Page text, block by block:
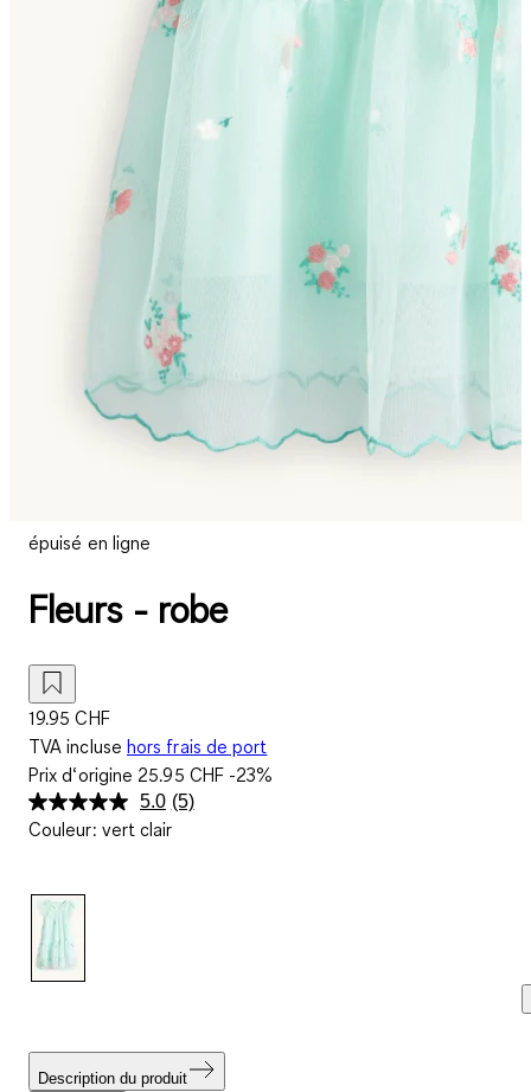
épuisé en ligne
Fleurs - robe
19.95 CHF
TVA incluse hors frais de port
Prix d‘origine 25.95 CHF-23%
5.0 Lire
5
(5)
Couleur: vert clair
Description du produit